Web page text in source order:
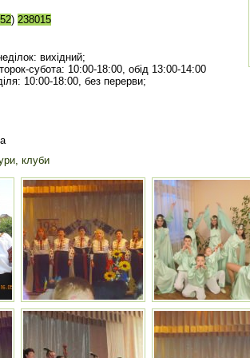
) 238015
вихідний;
субота: 10:00-18:00, обід 13:00-14:00
10:00-18:00, без перерви;
клуби